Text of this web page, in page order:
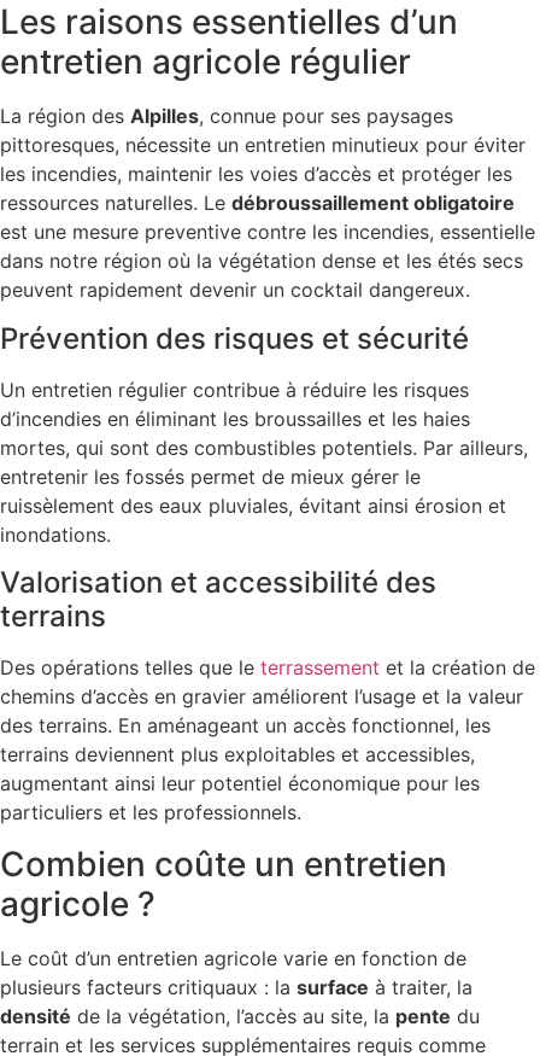
Les raisons essentielles d’un
entretien agricole régulier
La région des Alpilles, connue pour ses paysages
pittoresques, nécessite un entretien minutieux pour éviter
les incendies, maintenir les voies d’accès et protéger les
ressources naturelles. Le débroussaillement obligatoire
est une mesure preventive contre les incendies, essentielle
dans notre région où la végétation dense et les étés secs
peuvent rapidement devenir un cocktail dangereux.
Prévention des risques et sécurité
Un entretien régulier contribue à réduire les risques
d’incendies en éliminant les broussailles et les haies
mortes, qui sont des combustibles potentiels. Par ailleurs,
entretenir les fossés permet de mieux gérer le
ruissèlement des eaux pluviales, évitant ainsi érosion et
inondations.
Valorisation et accessibilité des
terrains
Des opérations telles que le terrassement et la création de
chemins d’accès en gravier améliorent l’usage et la valeur
des terrains. En aménageant un accès fonctionnel, les
terrains deviennent plus exploitables et accessibles,
augmentant ainsi leur potentiel économique pour les
particuliers et les professionnels.
Combien coûte un entretien
agricole ?
Le coût d’un entretien agricole varie en fonction de
plusieurs facteurs critiquaux : la surface à traiter, la
densité de la végétation, l’accès au site, la pente du
terrain et les services supplémentaires requis comme